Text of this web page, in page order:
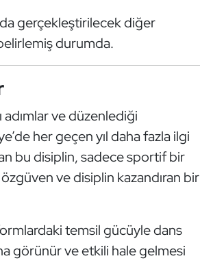
gerçekleştirilecek diğer
durumda.
adımlar ve düzenlediği
her geçen yıl daha fazla ilgi
bu disiplin, sadece sportif bir
ve disiplin kazandıran bir
temsil gücüyle dans
görünür ve etkili hale gelmesi